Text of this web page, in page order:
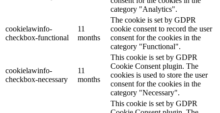
category "Analytics".
cookielawinfo-
checkbox-functional
11
months
The cookie is set by GDPR
cookie consent to record the user
consent for the cookies in the
category "Functional".
cookielawinfo-
checkbox-necessary
11
months
This cookie is set by GDPR
Cookie Consent plugin. The
cookies is used to store the user
consent for the cookies in the
category "Necessary".
This cookie is set by GDPR